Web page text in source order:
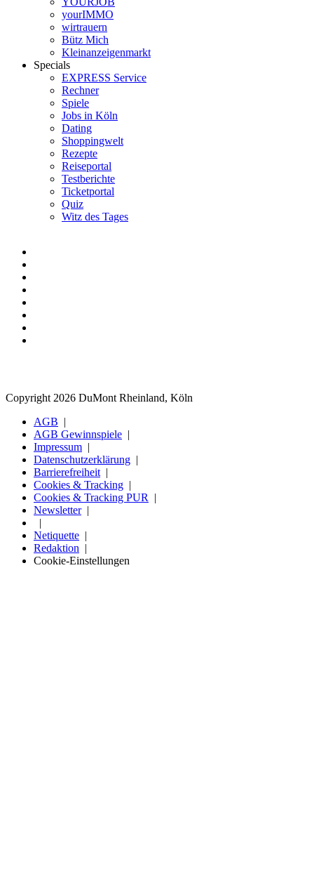
yourIMMO
wirtrauern
Bütz Mich
Kleinanzeigenmarkt
Specials
EXPRESS Service
Rechner
Spiele
Jobs in Köln
Dating
Shoppingwelt
Rezepte
Reiseportal
Testberichte
Ticketportal
Quiz
Witz des Tages
Copyright 2026 DuMont Rheinland, Köln
AGB
AGB Gewinnspiele
Impressum
Datenschutzerklärung
Barrierefreiheit
Cookies & Tracking
Cookies & Tracking PUR
Newsletter
Netiquette
Redaktion
Cookie-Einstellungen